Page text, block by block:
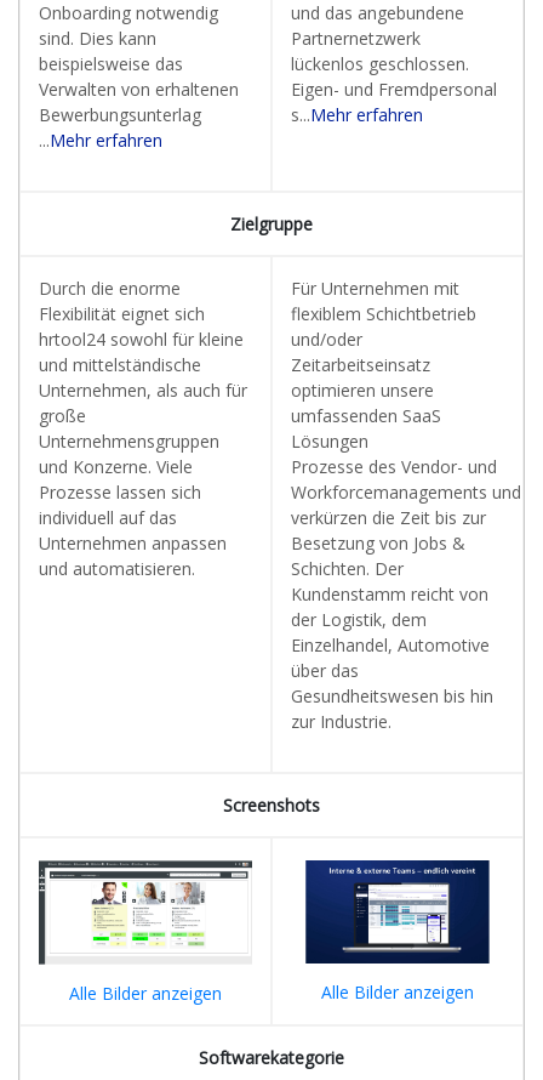
Onboarding notwendig
sind. Dies kann
beispielsweise das
Verwalten von erhaltenen
Bewerbungsunterlag
...Mehr erfahren
und das angebundene
Partnernetzwerk
lückenlos geschlossen.
Eigen- und Fremdpersonal
s...Mehr erfahren
Zielgruppe
Durch die enorme
Flexibilität eignet sich
hrtool24 sowohl für kleine
und mittelständische
Unternehmen, als auch für
große
Unternehmensgruppen
und Konzerne. Viele
Prozesse lassen sich
individuell auf das
Unternehmen anpassen
und automatisieren.
Für Unternehmen mit
flexiblem Schichtbetrieb
und/oder
Zeitarbeitseinsatz
optimieren unsere
umfassenden SaaS
Lösungen
Prozesse des Vendor- und
Workforcemanagements und
verkürzen die Zeit bis zur
Besetzung von Jobs &
Schichten. Der
Kundenstamm reicht von
der Logistik, dem
Einzelhandel, Automotive
über das
Gesundheitswesen bis hin
zur Industrie.
Screenshots
Alle Bilder anzeigen Alle Bilder anzeigen
Softwarekategorie